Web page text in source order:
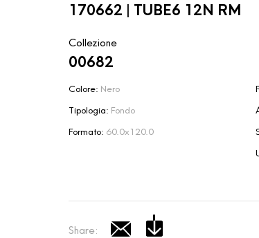
170662 | TUBE6 12N RM
Collezione
00682
Colore: Nero
Tipologia: Fondo
Formato: 60.0x120.0
Share: